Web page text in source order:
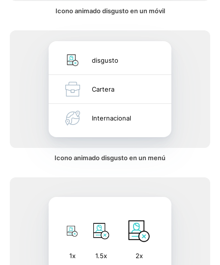
Icono animado disgusto en un móvil
disgusto
Cartera
Internacional
Icono animado disgusto en un menú
1x 1.5x 2x